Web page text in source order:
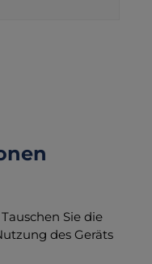
Sie die
des Geräts